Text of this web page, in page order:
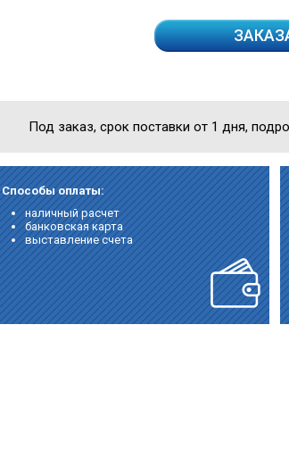
Под заказ, срок поставки от 1 дня,
Способы оплаты:
наличный расчет
банковская карта
выставление счета